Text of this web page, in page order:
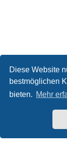
Diese Website
bestmöglichen
bieten. Mehr